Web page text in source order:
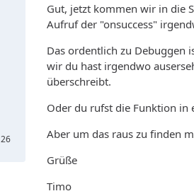
26
Gut, jetzt kommen wir in die
Aufruf der "onsuccess"
Das ordentlich zu Debuggen
wir du hast irgendwo
überschreibt.
Oder du rufst die Funktion in
Aber um das raus zu finden
Grüße
Timo